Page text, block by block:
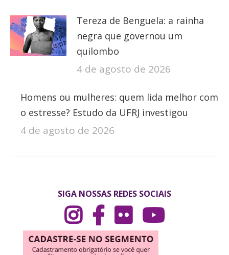
Tereza de Benguela: a rainha
negra que governou um
quilombo
4 de agosto de 2026
Homens ou mulheres: quem lida melhor com
o estresse? Estudo da UFRJ investigou
4 de agosto de 2026
SIGA NOSSAS REDES SOCIAIS